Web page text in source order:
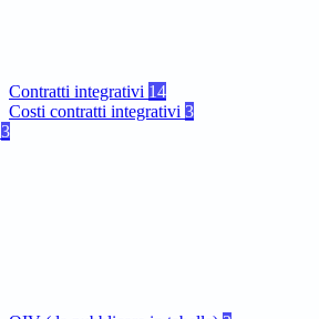
Contratti integrativi 14
Costi contratti integrativi 3
3